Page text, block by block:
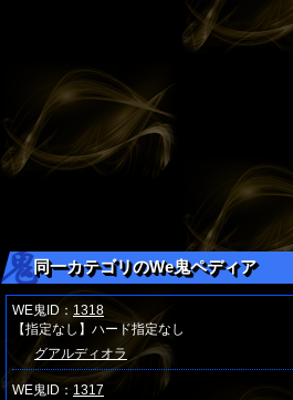
同一カテゴリのWe鬼ペディア
WE鬼ID： 1318
【指定なし】ハード指定なし
グアルディオラ
WE鬼ID： 1317